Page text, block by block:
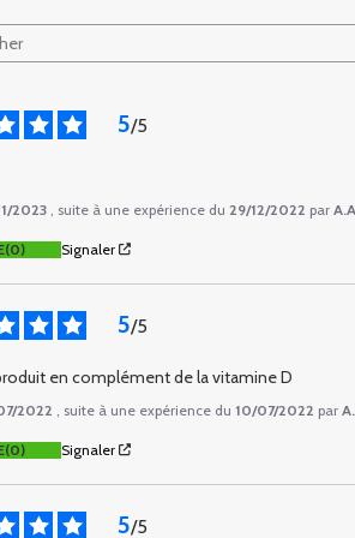
5/5
2023 , suite à une expérience du 29/12/2022 par
(0) Signaler
5/5
en complément de la vitamine D
2022 , suite à une expérience du 10/07/2022 par
(0) Signaler
5/5